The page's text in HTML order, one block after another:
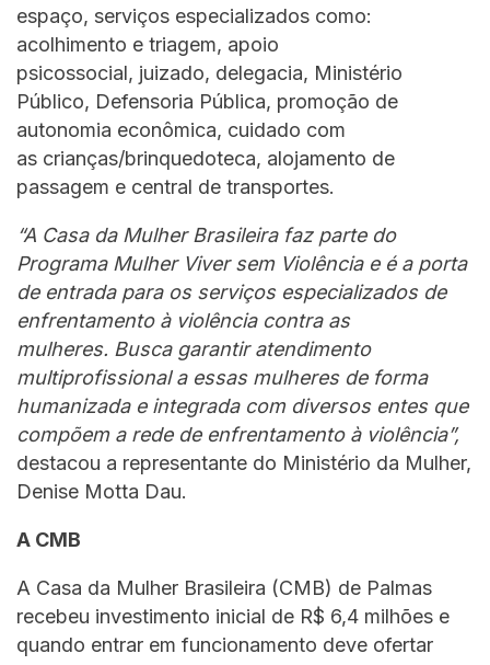
espaço, serviços especializados como:
acolhimento e triagem, apoio
psicossocial, juizado, delegacia, Ministério
Público, Defensoria Pública, promoção de
autonomia econômica, cuidado com
as crianças/brinquedoteca, alojamento de
passagem e central de transportes.
“A Casa da Mulher Brasileira faz parte do
Programa Mulher Viver sem Violência e é a porta
de entrada para os serviços especializados de
enfrentamento à violência contra as
mulheres. Busca garantir atendimento
multiprofissional a essas mulheres de forma
humanizada e integrada com diversos entes que
compõem a rede de enfrentamento à violência”,
destacou a representante do Ministério da Mulher,
Denise Motta Dau.
A CMB
A Casa da Mulher Brasileira (CMB) de Palmas
recebeu investimento inicial de R$ 6,4 milhões e
quando entrar em funcionamento deve ofertar